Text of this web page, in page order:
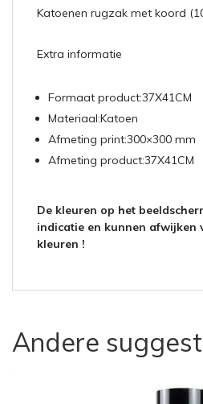
Katoenen rugzak met koord
Extra informatie
Formaat product:37X41CM
Materiaal:Katoen
Afmeting print:300×300 mm
Afmeting product:37X41CM
De kleuren op het
indicatie en kunnen afwijken
kleuren !
Andere